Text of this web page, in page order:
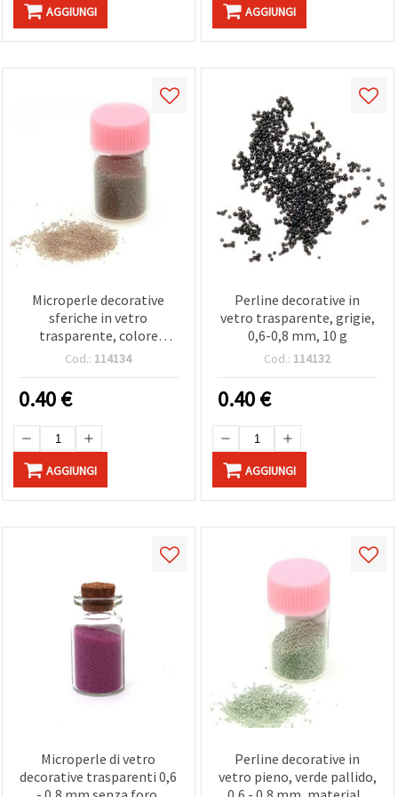
AGGIUNGI AGGIUNGI
Microperle decorative
sferiche in vetro
trasparente, colore
marrone lattiginoso, 0,6 -
cardmaking e decorazioni
Cod.: 114134
0.40€
AGGIUNGI
Perline decorative in
vetro trasparente, grigie,
0,6-0,8 mm, 10 g
Cod.: 114132
0.40€
AGGIUNGI
Microperle di vetro
decorative trasparenti 0,6
Perline decorative in
vetro pieno, verde pallido,